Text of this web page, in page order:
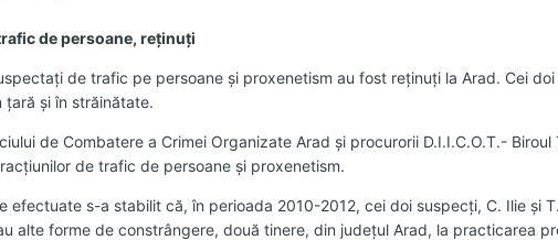
de persoane, reţinuţi
de trafic pe persoane şi proxenetism au fost reţinuţi la Arad. Cei
ţară şi în străinătate.
de Combatere a Crimei Organizate Arad şi procurorii D.I.I.C.O.T.-
de trafic de persoane şi proxenetism.
efectuate s-a stabilit că, în perioada 2010-2012, cei doi suspecţi, C. Ilie şi
alte forme de constrângere, două tinere, din judeţul Arad, la practicarea